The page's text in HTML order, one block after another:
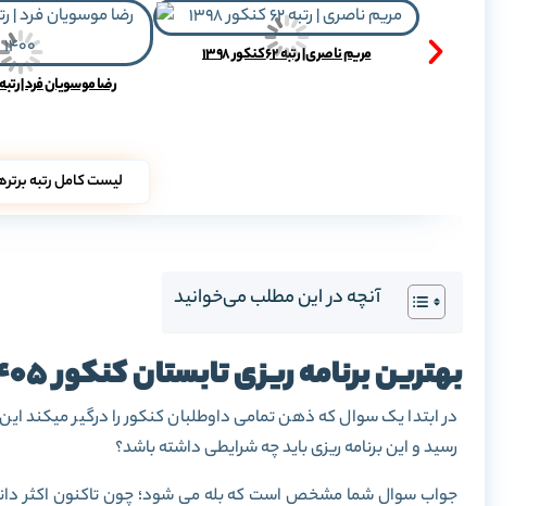
رضا موسویان فرد | رتبه 22 کنکور
مریم ناصری | رتبه 62 کنکور 1398
لیست کامل رتبه
آنچه در این مطلب می‌خوانید
بهترین برنامه ریزی تابستان کنکور 1405
در ابتدا یک سوال که ذهن تمامی داوطلبان کنکور را درگیر میکند این
رسید و این برنامه ریزی باید چه شرایطی داشته باشد؟
جواب سوال شما مشخص است که بله می شود؛ چون تاکنون اکثر دانش